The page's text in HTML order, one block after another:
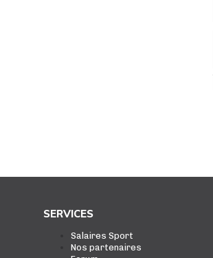
SERVICES
Salaires Sport
Nos partenaires